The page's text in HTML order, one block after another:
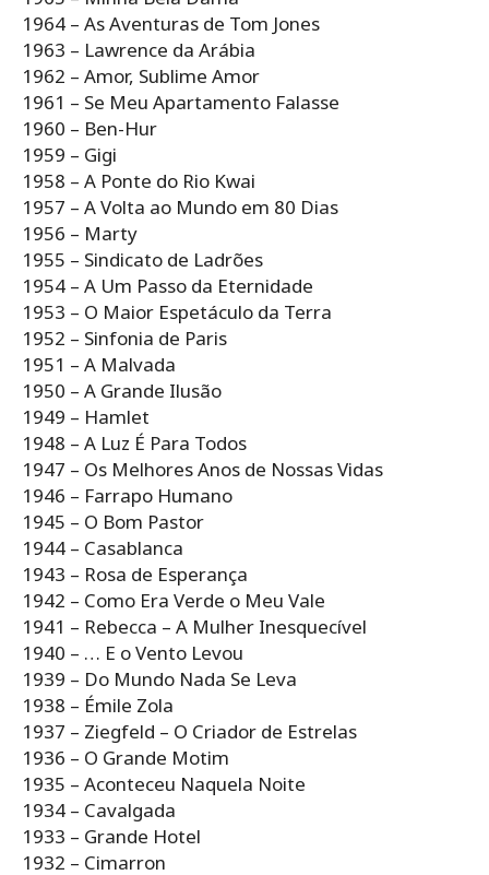
1964 – As Aventuras de Tom Jones
1963 – Lawrence da Arábia
1962 – Amor, Sublime Amor
1961 – Se Meu Apartamento Falasse
1960 – Ben-Hur
1959 – Gigi
1958 – A Ponte do Rio Kwai
1957 – A Volta ao Mundo em 80 Dias
1956 – Marty
1955 – Sindicato de Ladrões
1954 – A Um Passo da Eternidade
1953 – O Maior Espetáculo da Terra
1952 – Sinfonia de Paris
1951 – A Malvada
1950 – A Grande Ilusão
1949 – Hamlet
1948 – A Luz É Para Todos
1947 – Os Melhores Anos de Nossas Vidas
1946 – Farrapo Humano
1945 – O Bom Pastor
1944 – Casablanca
1943 – Rosa de Esperança
1942 – Como Era Verde o Meu Vale
1941 – Rebecca – A Mulher Inesquecível
1940 – … E o Vento Levou
1939 – Do Mundo Nada Se Leva
1938 – Émile Zola
1937 – Ziegfeld – O Criador de Estrelas
1936 – O Grande Motim
1935 – Aconteceu Naquela Noite
1934 – Cavalgada
1933 – Grande Hotel
1932 – Cimarron